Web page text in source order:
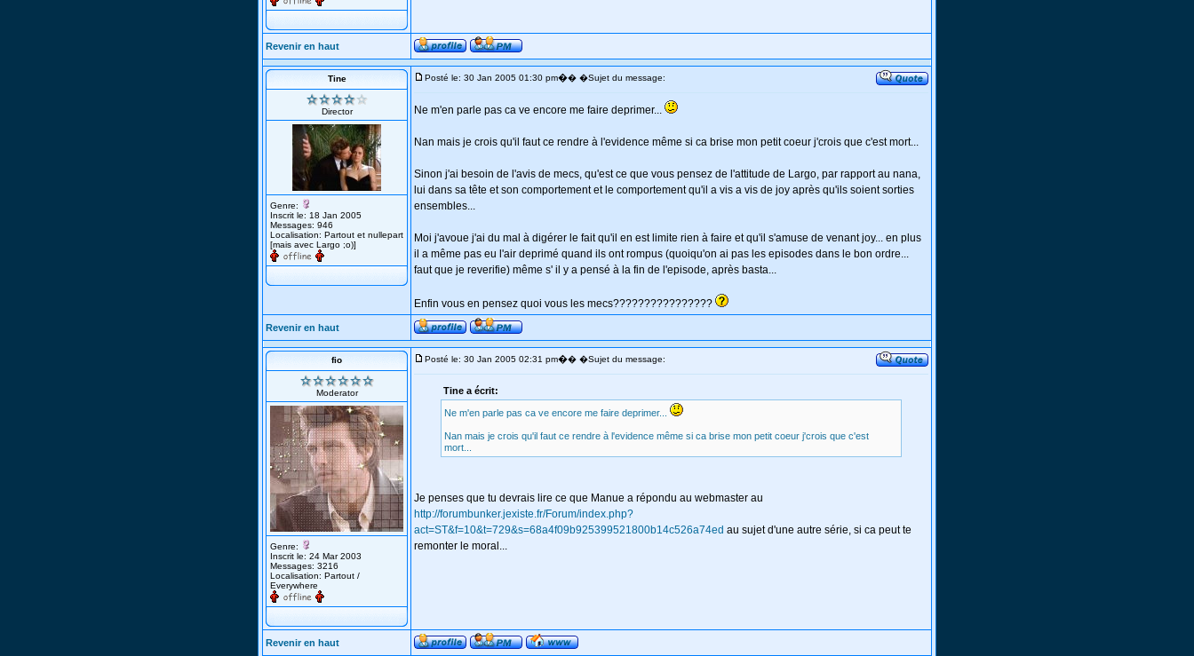
Revenir en haut
Tine
Director
Genre:
Inscrit le: 18 Jan 2005
Messages: 946
Localisation: Partout et nullepart
[mais avec Largo ;o)]
Posté le: 30 Jan 2005 01:30 pm�� �Sujet du message:
Ne m'en parle pas ca ve encore me faire deprimer...
Nan mais je crois qu'il faut ce rendre à l'evidence même si ca brise mon petit coeur j'crois que c'est mort...
Sinon j'ai besoin de l'avis de mecs, qu'est ce que vous pensez de l'attitude de Largo, par rapport au nana,
lui dans sa tête et son comportement et le comportement qu'il a vis a vis de joy après qu'ils soient sorties
ensembles...
Moi j'avoue j'ai du mal à digérer le fait qu'il en est limite rien à faire et qu'il s'amuse de venant joy... en plus
il a même pas eu l'air deprimé quand ils ont rompus (quoiqu'on ai pas les episodes dans le bon ordre...
faut que je reverifie) même s' il y a pensé à la fin de l'episode, après basta...
Enfin vous en pensez quoi vous les mecs????????????????
Revenir en haut
fio
Moderator
Genre:
Inscrit le: 24 Mar 2003
Messages: 3216
Localisation: Partout /
Everywhere
Posté le: 30 Jan 2005 02:31 pm�� �Sujet du message:
Tine a écrit:
Ne m'en parle pas ca ve encore me faire deprimer...
Nan mais je crois qu'il faut ce rendre à l'evidence même si ca brise mon petit coeur j'crois que c'est
mort...
Je penses que tu devrais lire ce que Manue a répondu au webmaster au
http://forumbunker.jexiste.fr/Forum/index.php?
act=ST&f=10&t=729&s=68a4f09b925399521800b14c526a74ed au sujet d'une autre série, si ca peut te
remonter le moral...
Revenir en haut